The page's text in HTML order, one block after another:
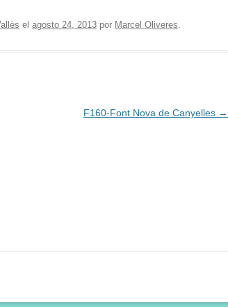
el agosto 24, 2013 por Marcel Oliveres.
F160-Font Nova de Canyelles →